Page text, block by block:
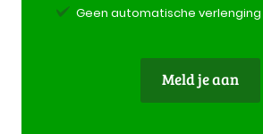
Geen automatische verlenging
Meld je aan